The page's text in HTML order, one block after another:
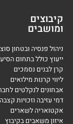
קיבוצים
ומושבים
ניהול פנסיה ובטחון
ייעוץ כולל בתחום
קרן לבנים נסמכים
ליווי קרנות מילואים
אבחונים לנקלטים
דמי עזיבה וזכויות קצבה
אקטואריה לשארים
איזון משאבים בקיבוץ